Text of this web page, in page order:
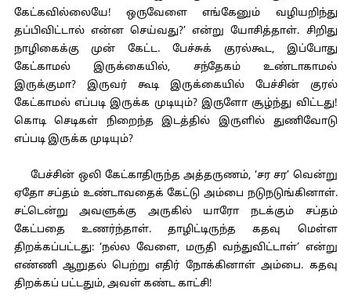
கேட்கவில்லையே! ஒருவேளை எங்கேனும் வழியறிந்து
தப்பிவிட்டால் என்ன செய்வது?’ என்று யோசித்தாள். சிறிது
நாழிகைக்கு முன் கேட்ட. பேச்சுக் குரல்கூட, இப்போது
கேட்காமல் இருக்கையில், சந்தேகம் உண்டாகாமல்
இருக்குமா? இருவர் கூடி இருக்கையில் பேச்சின் குரல்
கேட்காமல் எப்படி இருக்க முடியும்? இருளோ சூழ்ந்து விட்டது!
கொடி செடிகள் நிறைந்த இடத்தில் இருளில் துணிவோடு
எப்படி இருக்க முடியும்?
பேச்சின் ஒலி கேட்காதிருந்த அத்தருணம், ‘சர சர’ வென்று
ஏதோ சப்தம் உண்டாவதைக் கேட்டு அம்பை நடுநடுங்கினாள்.
சட்டென்று அவளுக்கு அருகில் யாரோ நடக்கும் சப்தம்
கேட்பதை உணர்ந்தாள். தாழிட்டிருந்த கதவு மெள்ள
திறக்கப்பட்டது: ‘நல்ல வேளை, மருதி வந்துவிட்டாள்’ என்று
எண்ணி ஆறுதல் பெற்று எதிர் நோக்கினாள் அம்பை. கதவு
திறக்கப் பட்டதும், அவள் கண்ட காட்சி!